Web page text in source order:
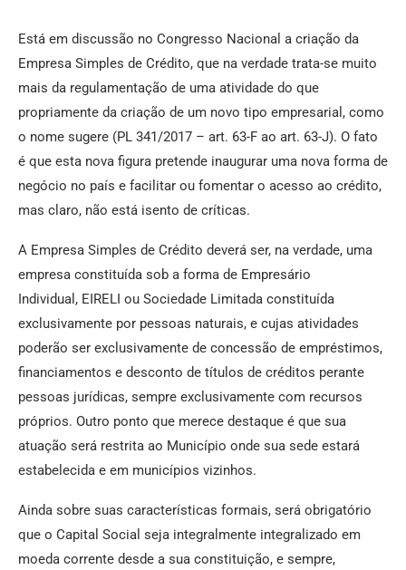
Está em discussão no Congresso Nacional a criação da
Empresa Simples de Crédito, que na verdade trata-se muito
mais da regulamentação de uma atividade do que
propriamente da criação de um novo tipo empresarial, como
o nome sugere (PL 341/2017 – art. 63-F ao art. 63-J). O fato
é que esta nova figura pretende inaugurar uma nova forma de
negócio no país e facilitar ou fomentar o acesso ao crédito,
mas claro, não está isento de críticas.
A Empresa Simples de Crédito deverá ser, na verdade, uma
empresa constituída sob a forma de Empresário
Individual, EIRELI ou Sociedade Limitada constituída
exclusivamente por pessoas naturais, e cujas atividades
poderão ser exclusivamente de concessão de empréstimos,
financiamentos e desconto de títulos de créditos perante
pessoas jurídicas, sempre exclusivamente com recursos
próprios. Outro ponto que merece destaque é que sua
atuação será restrita ao Município onde sua sede estará
estabelecida e em municípios vizinhos.
Ainda sobre suas características formais, será obrigatório
que o Capital Social seja integralmente integralizado em
moeda corrente desde a sua constituição, e sempre,